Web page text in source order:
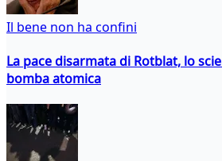
Il bene non ha confini
La pace disarmata di Rotblat, lo
bomba atomica